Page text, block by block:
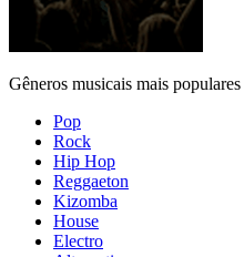
Gêneros musicais mais populares
Pop
Rock
Hip Hop
Reggaeton
Kizomba
House
Electro